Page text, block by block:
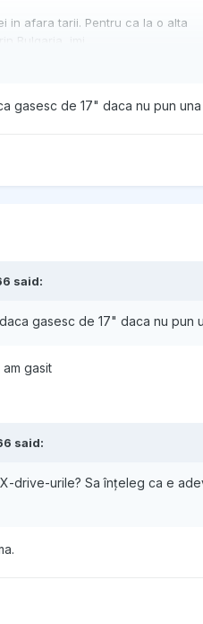
gasesc de 17" daca nu pun una
said:
gasesc de 17" daca nu pun
gasit
said:
drive-urile? Sa înțeleg ca e